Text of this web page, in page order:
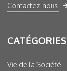
Contactez-nous
CATÉGORIES
Vie de la Société